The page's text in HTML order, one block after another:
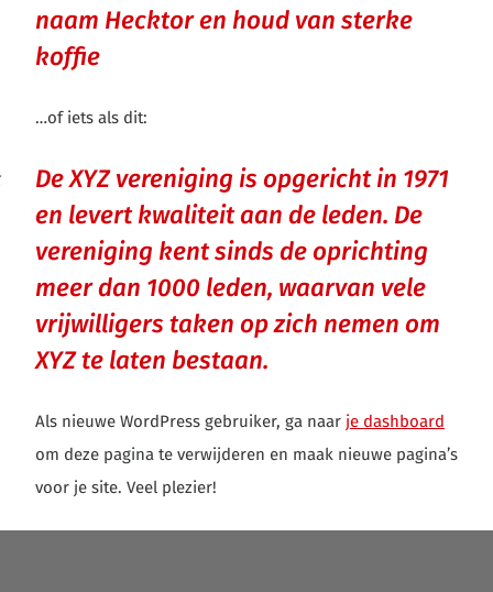
naam Hecktor en houd van sterke
koffie
…of iets als dit:
De XYZ vereniging is opgericht in 1971
en levert kwaliteit aan de leden. De
vereniging kent sinds de oprichting
meer dan 1000 leden, waarvan vele
vrijwilligers taken op zich nemen om
XYZ te laten bestaan.
Als nieuwe WordPress gebruiker, ga naar je dashboard
om deze pagina te verwijderen en maak nieuwe pagina’s
voor je site. Veel plezier!